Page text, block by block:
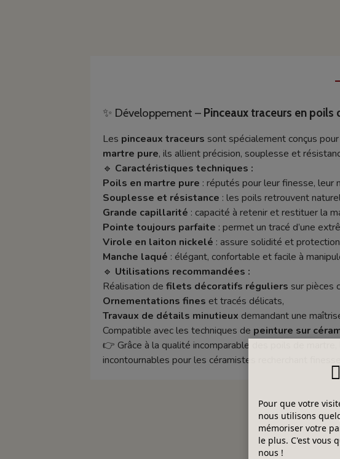
✨ Développement – Pinceaux traceurs en poils
Les pinceaux traceurs sont spécialement conçus
martre pure, ils allient précision, souplesse et
🔹 Caractéristiques techniques :
Poils en martre pure : réputés pour leur finesse, leur
Souplesse et résistance : les poils retrouvent
Grande capillarité : capacité à retenir et restituer la
Pointe toujours parfaite : permet un tracé d’une
Virole en laiton nickelé : assure solidité et
Manche laqué : élégant, confortable et facile à
🔹 Utilisations recommandées :
Réalisation de filets décoratifs réguliers sur pièces
Ornementations fines et tracés délicats,
Travaux de détails minutieux demandant une
Compatible avec les techniques de peinture sur
👉 Grâce à la qualité incomparable des poils de martre,
incontournables pour les céramistes recherchant
Pour que votre
nous utilisons
mémoriser votre
le plus. C'est vous
nous !